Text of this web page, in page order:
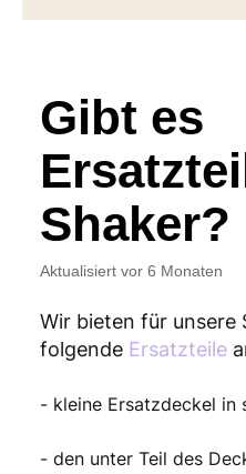
Gibt es
Shaker?
Aktualisiert vor 6 Monaten
Wir bieten für unsere
folgende Ersatzteile
- kleine Ersatzdeckel in
- den unter Teil des